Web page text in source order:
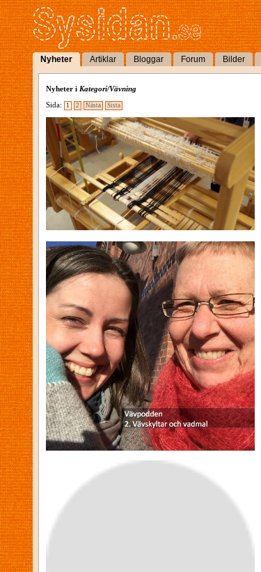
Nyheter Artiklar Bloggar Forum Bilder
Nyheter i Kategori/Vävning
Sida:
1 2 Nästa
Sista